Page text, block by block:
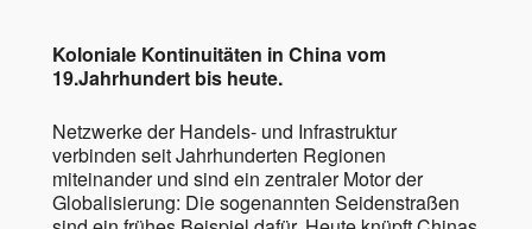
Koloniale Kontinuitäten in China vom
19.Jahrhundert bis heute.
Netzwerke der Handels- und Infrastruktur
verbinden seit Jahrhunderten Regionen
miteinander und sind ein zentraler Motor der
Globalisierung: Die sogenannten Seidenstraßen